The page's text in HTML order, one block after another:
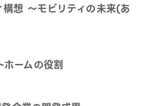
構想 ～モビリティの未来(あ
ホームの役割